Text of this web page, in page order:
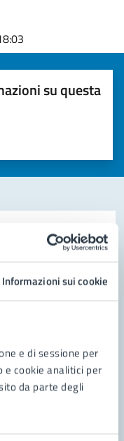
Informazioni sui cookie
e di sessione per
cookie analitici per
da parte degli
su questa
5 stelle)la chiarezza delle